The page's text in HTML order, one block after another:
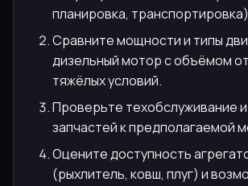
планировка,
Сравните мощности и типы
дизельный мотор с объёмом от
тяжёлых условий.
Проверьте техобслуживание
запчастей к предполагаемой
Оцените доступность
(рыхлитель, ковш, плуг) и